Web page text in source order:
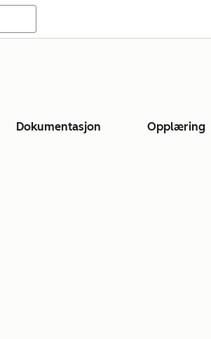
Dokumentasjon Opplæring